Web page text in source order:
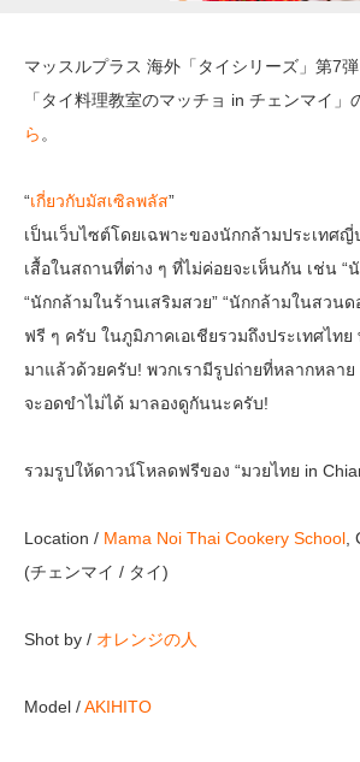
マッスルプラス 海外「タイシリーズ」第7弾
「タイ料理教室のマッチョ in チェンマイ」
ら 。
“เกี่ยวกับมัสเซิลพลัส”
เป็นเว็บไซต์โดยเฉพาะของนักกล้ามประเทศ
เสื้อในสถานที่ต่าง ๆ ที่ไม่ค่อยจะเห็นกัน เช่น “
“นักกล้ามในร้านเสริมสวย” “นักกล้ามในสวน
ฟรี ๆ ครับ ในภูมิภาคเอเชียรวมถึงประเทศไทย
มาแล้วด้วยครับ! พวกเรามีรูปถ่ายที่หลากหลาย
จะอดขำไม่ได้ มาลองดูกันนะครับ!
รวมรูปให้ดาวน์โหลดฟรีของ “มวยไทย in
Location / Mama Noi Thai Cookery School
(チェンマイ / タイ)
Shot by / オレンジの人
Model /AKIHITO